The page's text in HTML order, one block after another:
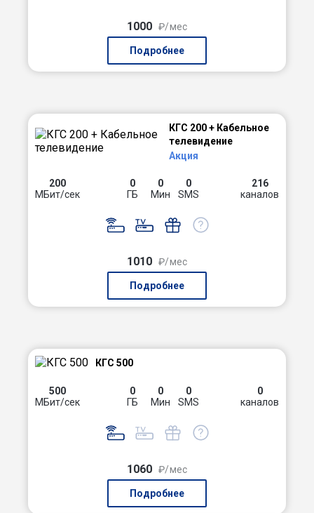
1000 ₽/мес
Подробнее
КГС 200 + Кабельное
телевидение
Акция
200
МБит/сек
0
ГБ
0
Мин
0
SMS
216
каналов
1010 ₽/мес
Подробнее
КГС 500
500
МБит/сек
0
ГБ
0
Мин
0
SMS
0
каналов
1060 ₽/мес
Подробнее